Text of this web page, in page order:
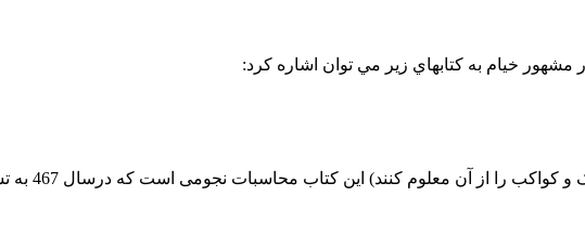
خيام به كتابهاي زير مي توان اشاره كرد:
3- زیج ملکشاهی